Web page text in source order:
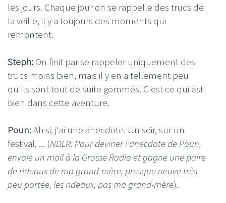
les jours. Chaque jour on se rappelle des trucs de
la veille, il y a toujours des moments qui
remontent.
Steph: On finit par se rappeler uniquement des
trucs moins bien, mais il y en a tellement peu
qu'ils sont tout de suite gommés. C'est ce qui est
bien dans cette aventure.
Poun:Ah si, j'ai une anecdote. Un soir, sur un
festival, ... (NDLR: Pour deviner l'anecdote de Poun,
envoie un mail à la Grosse Radio et gagne une paire
de rideaux de ma grand-mère, presque neuve très
peu portée, les rideaux, pas ma grand-mère).